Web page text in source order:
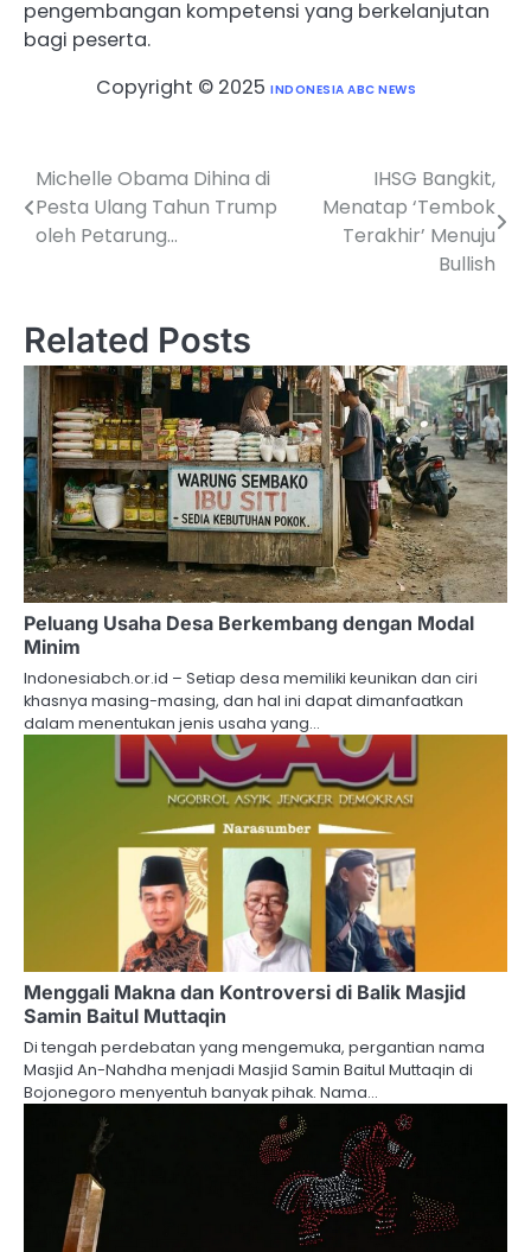
pengembangan kompetensi yang berkelanjutan
bagi peserta.
Copyright © 2025 INDONESIA ABC NEWS
Post
navigation
Michelle Obama Dihina di
Pesta Ulang Tahun Trump
oleh Petarung…
IHSG Bangkit,
Menatap ‘Tembok
Terakhir’ Menuju
Bullish
Related Posts
Peluang Usaha Desa Berkembang dengan Modal
Minim
Indonesiabch.or.id – Setiap desa memiliki keunikan dan ciri
khasnya masing-masing, dan hal ini dapat dimanfaatkan
dalam menentukan jenis usaha yang…
Menggali Makna dan Kontroversi di Balik Masjid
Samin Baitul Muttaqin
Di tengah perdebatan yang mengemuka, pergantian nama
Masjid An-Nahdha menjadi Masjid Samin Baitul Muttaqin di
Bojonegoro menyentuh banyak pihak. Nama…